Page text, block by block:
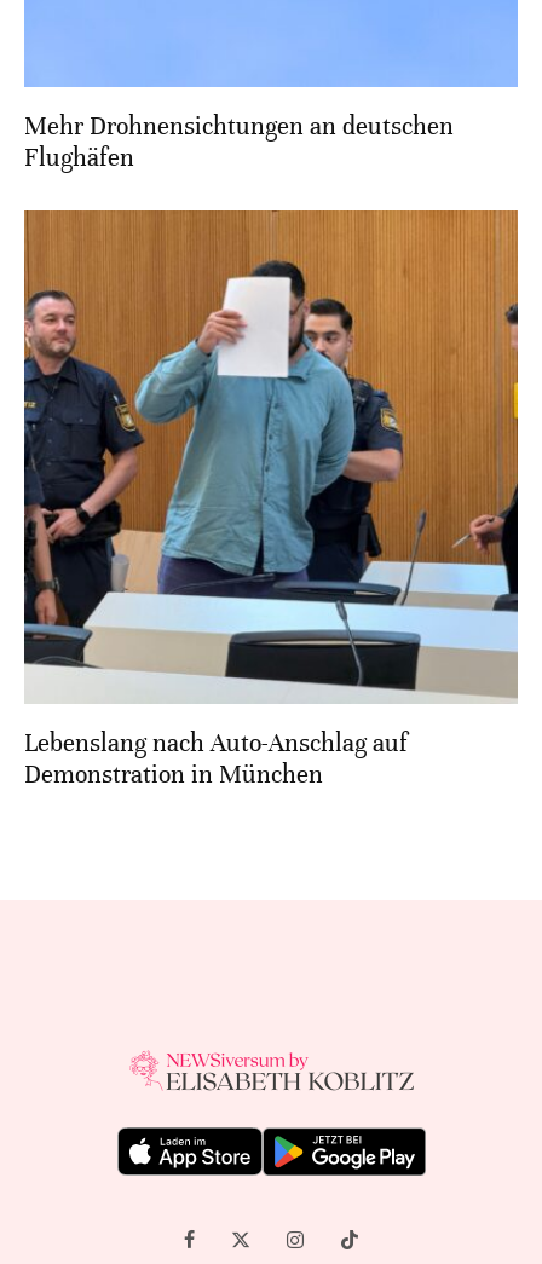
Mehr Drohnensichtungen an deutschen
Flughäfen
Lebenslang nach Auto-Anschlag auf
Demonstration in München